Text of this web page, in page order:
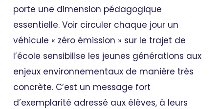
porte une dimension pédagogique
essentielle. Voir circuler chaque jour un
véhicule « zéro émission » sur le trajet de
l’école sensibilise les jeunes générations aux
enjeux environnementaux de manière très
concrète. C’est un message fort
d’exemplarité adressé aux élèves, à leurs